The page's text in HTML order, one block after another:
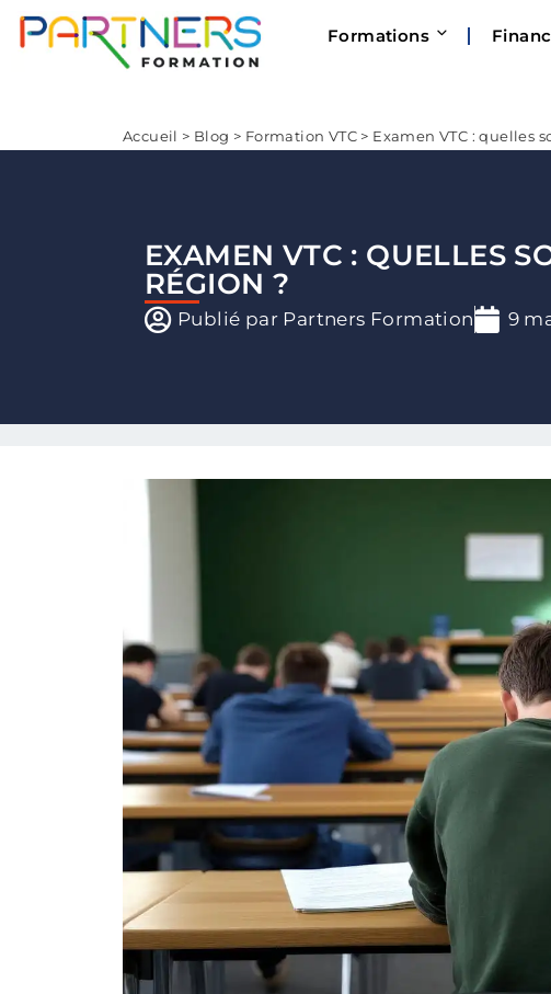
Formations
Accueil > Blog > Formation VTC > Examen VTC : quelles
EXAMEN VTC : QUELLES
RÉGION ?
Publié par Partners Formation 9